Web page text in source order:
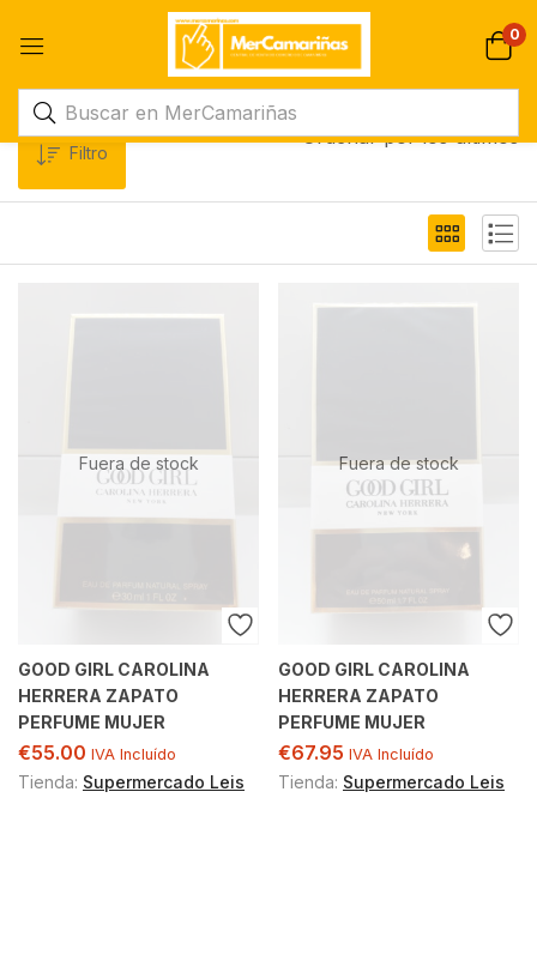
0
Filtro
Ordenar por los últimos
Fuera de stock
GOOD GIRL CAROLINA
HERRERA ZAPATO
PERFUME MUJER
€55.00 IVA Incluído
Tienda: Supermercado Leis
Fuera de stock
GOOD GIRL CAROLINA
HERRERA ZAPATO
PERFUME MUJER
€67.95 IVA Incluído
Tienda: Supermercado Leis